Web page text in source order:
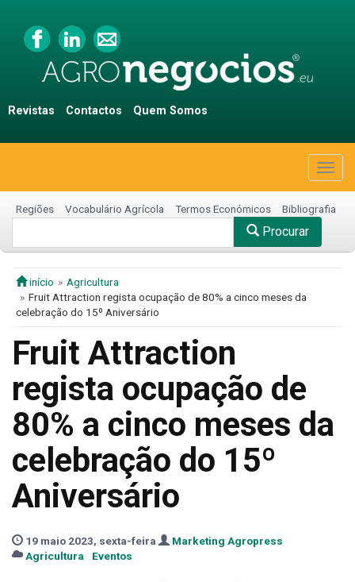
Revistas Contactos Quem Somos
Regiões Vocabulário Agrícola Termos Económicos Bibliografia
Procurar
início
Agricultura
Fruit Attraction regista ocupação de 80% a cinco meses da
celebração do 15º Aniversário
Fruit Attraction
regista ocupação de
80% a cinco meses da
celebração do 15º
Aniversário
19 maio 2023, sexta-feira
Marketing Agropress
Agricultura
Eventos